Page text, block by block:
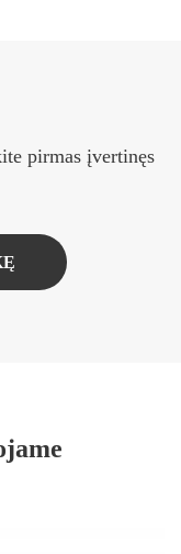
pirmas įvertinęs